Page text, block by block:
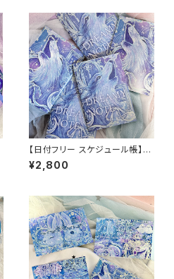
【日付フリー スケジュール帳】D
REAMY NOTE(オオカミ)
¥2,800